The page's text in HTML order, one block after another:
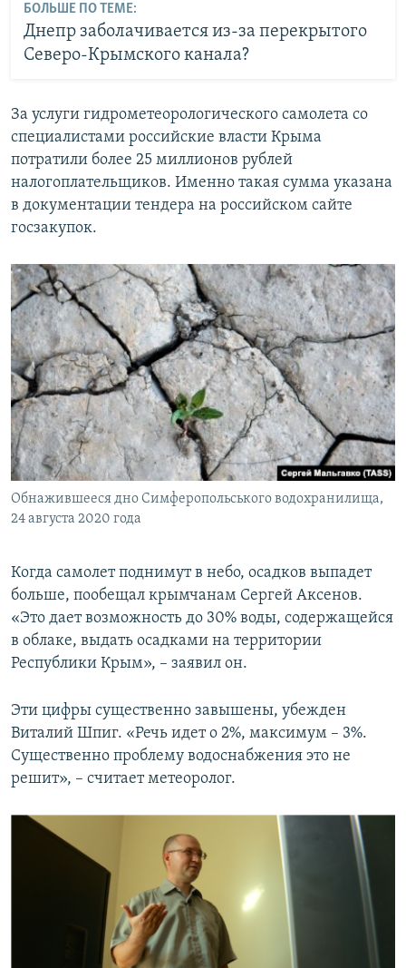
БОЛЬШЕ ПО ТЕМЕ:
Днепр заболачивается из-за перекрытого
Северо-Крымского канала?
За услуги гидрометеорологического самолета со
специалистами российские власти Крыма
потратили более 25 миллионов рублей
налогоплательщиков. Именно такая сумма указана
в документации тендера на российском сайте
госзакупок.
Обнажившееся дно Симферопольського водохранилища,
24 августа 2020 года
Когда самолет поднимут в небо, осадков выпадет
больше, пообещал крымчанам Сергей Аксенов.
«Это дает возможность до 30% воды, содержащейся
в облаке, выдать осадками на территории
Республики Крым», – заявил он.
Эти цифры существенно завышены, убежден
Виталий Шпиг. «Речь идет о 2%, максимум – 3%.
Существенно проблему водоснабжения это не
решит», – считает метеоролог.